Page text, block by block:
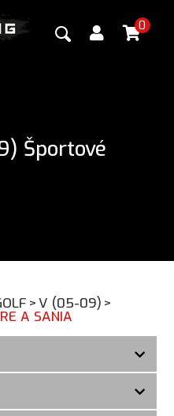
0
Športové
>V (05-09) >
A SANIA